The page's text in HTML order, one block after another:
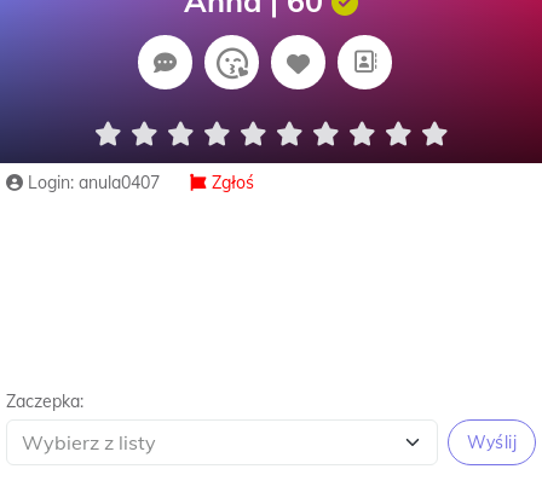
Login: anula0407 Zgłoś
Zaczepka:
Wyślij